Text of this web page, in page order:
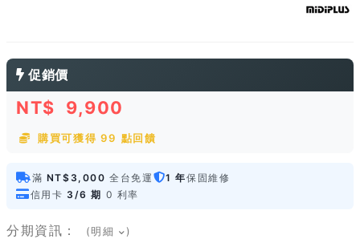
促銷價
NT$ 9,900
購買可獲得 99 點回饋
滿 NT$3,000 全台免運 1 年保固維修
信用卡 3/6 期 0 利率
分期資訊： (明細 )